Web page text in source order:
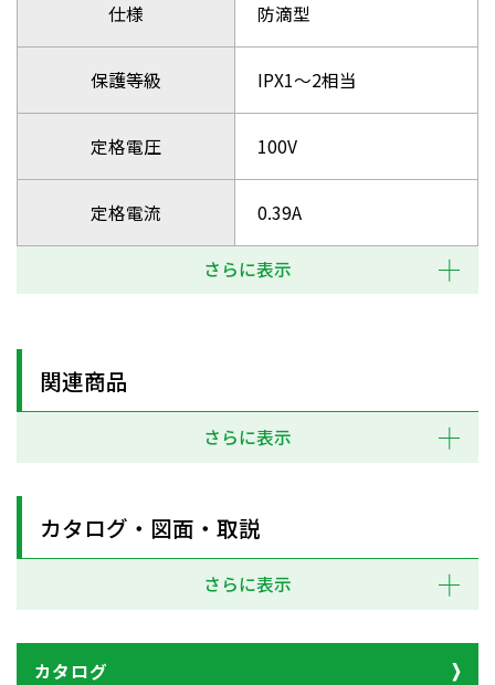
仕様 防滴型
保護等級 IPX1～2相当
定格電圧 100V
定格電流 0.39A
さらに表示
関連商品
さらに表示
カタログ・図面・取説
さらに表示
カタログ